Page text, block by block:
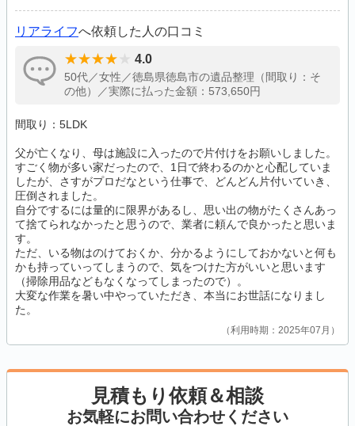
リアライフへ依頼した人の口コミ
4.0
50代／女性／徳島県徳島市の遺品整理（間取り：そ
の他）／実際に払った金額：573,650円
間取り：5LDK
父が亡くなり、母は施設に入ったので片付けをお願いしました。
すごく物が多い家だったので、1日で終わるのかと心配していま
したが、さすがプロだなという仕事で、どんどん片付いていき、
圧倒されました。
自分でするには量的に限界があるし、思い出の物がたくさんあっ
て捨てられなかったと思うので、業者に頼んで良かったと思いま
す。
ただ、いる物はのけておくか、分かるようにしておかないと何も
かも持っていってしまうので、気をつけた方がいいと思います
（掃除用品などもなくなってしまったので）。
大変な作業を暑い中やっていただき、本当にお世話になりまし
た。
利用時期：2025年07月
見積もり依頼＆相談
お気軽にお問い合わせください